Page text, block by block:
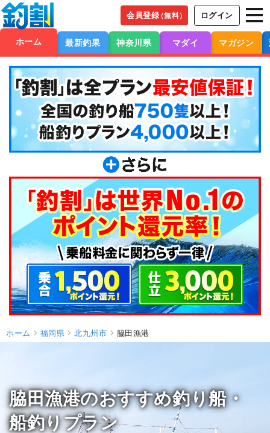
会員登録（無料） ログイン
ホーム 最新釣果 神奈川県 マダイ マガジン
ホーム 福岡県 北九州市 脇田漁港
脇田漁港のおすすめ釣り船・
船釣りプラン